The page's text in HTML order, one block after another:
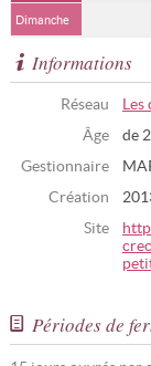
Dimanche
Informations
Réseau
Les
Âge
de
Gestionnaire
Création
Site
Périodes de